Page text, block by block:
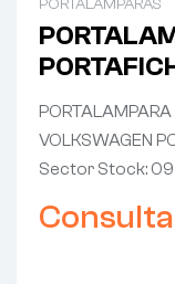
PORTALAMPARAS
POLO /
VOLKSWAGEN
Sector Stock: